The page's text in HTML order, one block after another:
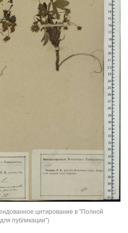
цитирование в "Полной
публикации")